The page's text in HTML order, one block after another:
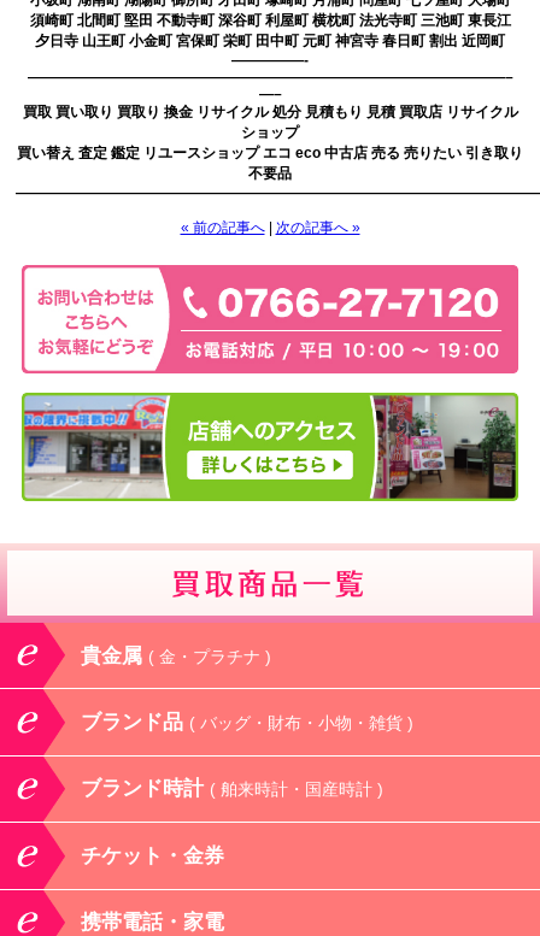
須崎町 北間町 堅田 不動寺町 深谷町 利屋町 横枕町 法光寺町 三池町 東長江
夕日寺 山王町 小金町 宮保町 栄町 田中町 元町 神宮寺 春日町 割出 近岡町
—————-
—————————————————————————————————–
—–
買取 買い取り 買取り 換金 リサイクル 処分 見積もり 見積 買取店 リサイクル
ショップ
買い替え 査定 鑑定 リユースショップ エコ eco 中古店 売る 売りたい 引き取り
不要品
« 前の記事へ| 次の記事へ »
貴金属 ( 金・プラチナ )
ブランド品 ( バッグ・財布・小物・雑貨 )
ブランド時計 ( 舶来時計・国産時計 )
チケット・金券
携帯電話・家電